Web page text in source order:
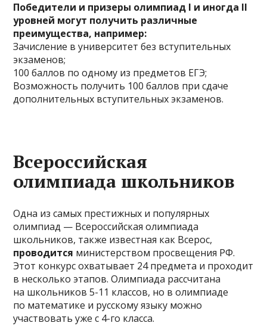
Победители и призеры олимпиад I и иногда II
уровней могут получить различные
преимущества, например:
Зачисление в университет без вступительных
экзаменов;
100 баллов по одному из предметов ЕГЭ;
Возможность получить 100 баллов при сдаче
дополнительных вступительных экзаменов.
Всероссийская
олимпиада школьников
Одна из самых престижных и популярных
олимпиад — Всероссийская олимпиада
школьников, также известная как Всерос,
проводится министерством просвещения РФ.
Этот конкурс охватывает 24 предмета и проходит
в несколько этапов. Олимпиада рассчитана
на школьников 5-11 классов, но в олимпиаде
по математике и русскому языку можно
участвовать уже с 4-го класса.